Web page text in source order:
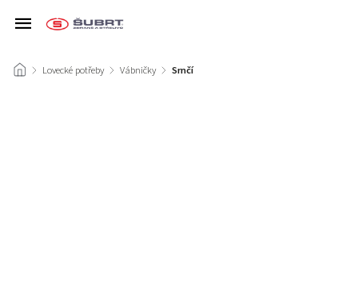
/ Lovecké potřeby / Vábničky / Srnčí